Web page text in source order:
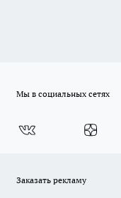
Мы в социальных сетях
Заказать рекламу